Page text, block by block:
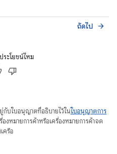
ถัดไป arrow_forward
ะโยชน์ไหม
กับใบอนุญาตที่อธิบายไว้ในใบอนุญาตการ
งหมายการค้าหรือเครื่องหมายการค้าจด
ครือ